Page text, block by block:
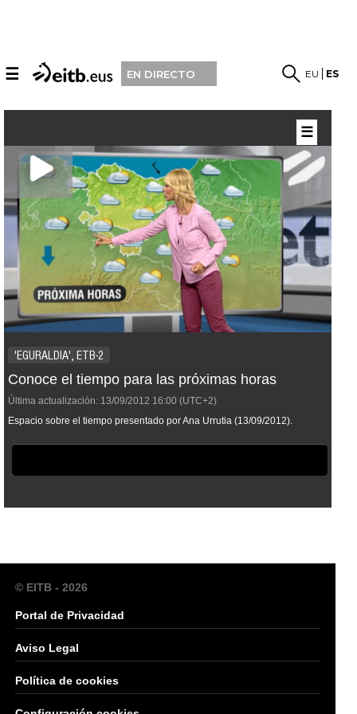
☰ EN DIRECTO EU ES
'EGURALDIA', ETB-2
Conoce el tiempo para las próximas horas
Última actualización: 13/09/2012 16:00 (UTC+2)
Espacio sobre el tiempo presentado por Ana Urrutia (13/09/2012).
☰
© EITB - 2026
Portal de Privacidad
Aviso Legal
Política de cookies